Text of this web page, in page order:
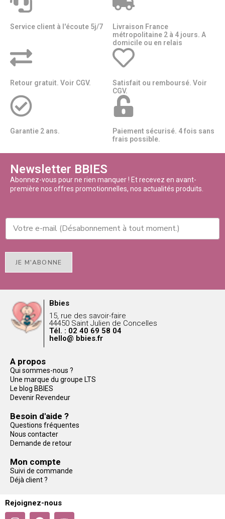
Service client à l'écoute 5j/7
Livraison France
métropolitaine 2 à 4 jours. A
domicile ou en relais​​
Retour gratuit. Voir CGV.
Satisfait ou remboursé. Voir
CGV.
Garantie 2 ans.
Paiement sécurisé. 4 fois sans
frais possible.
Newsletter BBIES
Abonnez-vous pour ne rien manquer ! Et recevez en avant-
première nos offres promotionnelles, nos actualités produits.
JE M'ABONNE
Bbies
15, rue des savoir-faire
44450 Saint Julien de Concelles
Tél. : 02 40 69 58 04
hello@ bbies.fr
A propos
Qui sommes-nous ?
Une marque du groupe LTS
Le blog BBIES
Devenir Revendeur
Besoin d'aide ?
Questions fréquentes
Nous contacter
Demande de retour
Mon compte
Suivi de commande
Déjà client ?
Rejoignez-nous